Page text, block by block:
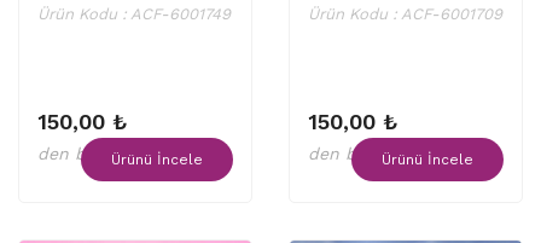
Ürün Kodu : ACF-6001749
150,00 ₺
den başlayan fiyatlar
Ürünü İncele
Ürün Kodu : ACF-6001709
150,00 ₺
den başlayan fiyatlar
Ürünü İncele